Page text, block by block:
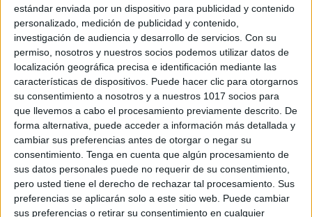
estándar enviada por un dispositivo para publicidad y contenido
personalizado, medición de publicidad y contenido,
investigación de audiencia y desarrollo de servicios. Con su
permiso, nosotros y nuestros socios podemos utilizar datos de
localización geográfica precisa e identificación mediante las
características de dispositivos. Puede hacer clic para otorgarnos
su consentimiento a nosotros y a nuestros 1017 socios para
que llevemos a cabo el procesamiento previamente descrito. De
forma alternativa, puede acceder a información más detallada y
cambiar sus preferencias antes de otorgar o negar su
consentimiento. Tenga en cuenta que algún procesamiento de
sus datos personales puede no requerir de su consentimiento,
pero usted tiene el derecho de rechazar tal procesamiento. Sus
preferencias se aplicarán solo a este sitio web. Puede cambiar
sus preferencias o retirar su consentimiento en cualquier
Además, este material pone el foco en aspectos
clave como la importancia de registrar evidencias,